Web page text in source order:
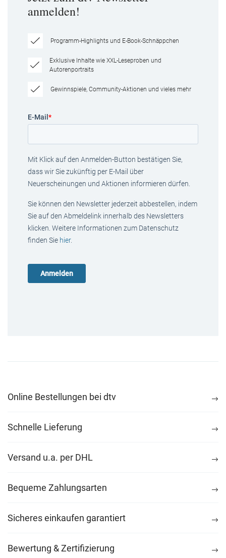
anmelden!
Programm-Highlights und E-Book-Schnäppchen
Exklusive Inhalte wie XXL-Leseproben und
Autorenportraits
Gewinnspiele, Community-Aktionen und vieles mehr
E-Mail *
Mit Klick auf den Anmelden-Button bestätigen Sie,
dass wir Sie zukünftig per E-Mail über
Neuerscheinungen und Aktionen informieren dürfen.
Sie können den Newsletter jederzeit abbestellen, indem
Sie auf den Abmeldelink innerhalb des Newsletters
klicken. Weitere Informationen zum Datenschutz
finden Sie hier.
Online Bestellungen bei dtv
Schnelle Lieferung
Versand u.a. per DHL
Bequeme Zahlungsarten
Sicheres einkaufen garantiert
Bewertung & Zertifizierung